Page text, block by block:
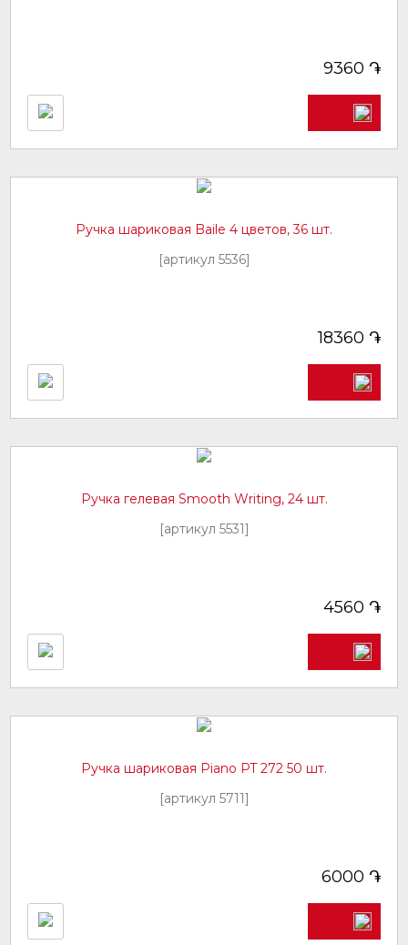
9360 ֏
Ручка шариковая Baile 4 цветов, 36 шт.
[артикул 5536]
18360 ֏
Ручка гелевая Smooth Writing, 24 шт.
[артикул 5531]
4560 ֏
Ручка шариковая Piano PT 272 50 шт.
[артикул 5711]
6000 ֏